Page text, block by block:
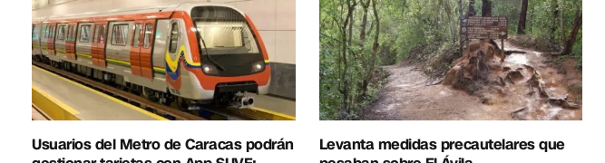
Usuarios del Metro de Caracas podrán
Levanta medidas precautelares que